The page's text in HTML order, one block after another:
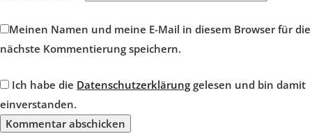
Meinen Namen und meine E-Mail in diesem Browser für die
nächste Kommentierung speichern.
Ich habe die Datenschutzerklärung gelesen und bin damit
einverstanden.